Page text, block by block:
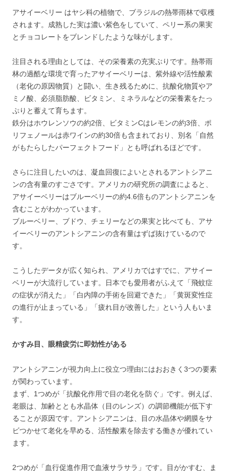
アサイーベリー はヤシ科の植物で、ブラジルの熱帯雨林で収穫
されます。成熟した実は濃い紫色をしていて、ペリー系の果実
とチョコレートをブレンドしたような味がします。
注目される理由としては、その栄養素の充実ぶりです。熱帯雨
林の過酷な環境で育ったアサイーベリーは、紫外線や活性酸素
（老化の原因物質）と闘い、生き残るために、抗酸化物質やア
ミノ酸、必須脂肪酸、ビタミン、ミネラルなどの栄養素をたっ
ぷりと蓄えて育ちます。
鉄分はホウレンソウの約2倍、ビタミンCはレモンの約3倍、ポ
リフェノールは赤ワインの約30倍も含まれており、別名「自然
がもたらしたパーフェクトフード」とも呼ばれるほどです。
さらに注目したいのは、凝血回復によいとされるアントシアニ
ンの含有量のすごさです。アメリカの研究所の調査によると、
アサイーベリーはブルーベリーの約4.6倍ものアントシアニンを
含むことがわかっています。
ブルーベリー、ブドウ、チェリーなどの果実と比べても、アサ
イーベリーのアントシアニンの含有量はずば抜けているので
す。
こうしたデータが広く知られ、アメリカではすでに、アサイー
ベリーが大流行しています。日本でも愛用者がふえて「飛蚊症
の症状が消えた」「白内障の手術を回避できた」「黄斑変性症
の進行が止まっている」「疲れ目が改善した」という人もいま
す。
かすみ目、眼精疲労に即効性がある
アントシアニンが視力向上に役立つ理由にはおおきく3つの要素
が関わっています。
まず、1つめが「抗酸化作用で目の老化を防ぐ」です。例えば、
老眼は、加齢ととも水晶体（目のレンズ）の調節機能が低下す
ることが原因です。アントシアニンは、目の水晶体や網膜をサ
ビつかせて老化を早める、活性酸素を除去する働きが優れてい
ます。
2つめが「血行促進作用で血液サラサラ」です。目がかすむ、ま